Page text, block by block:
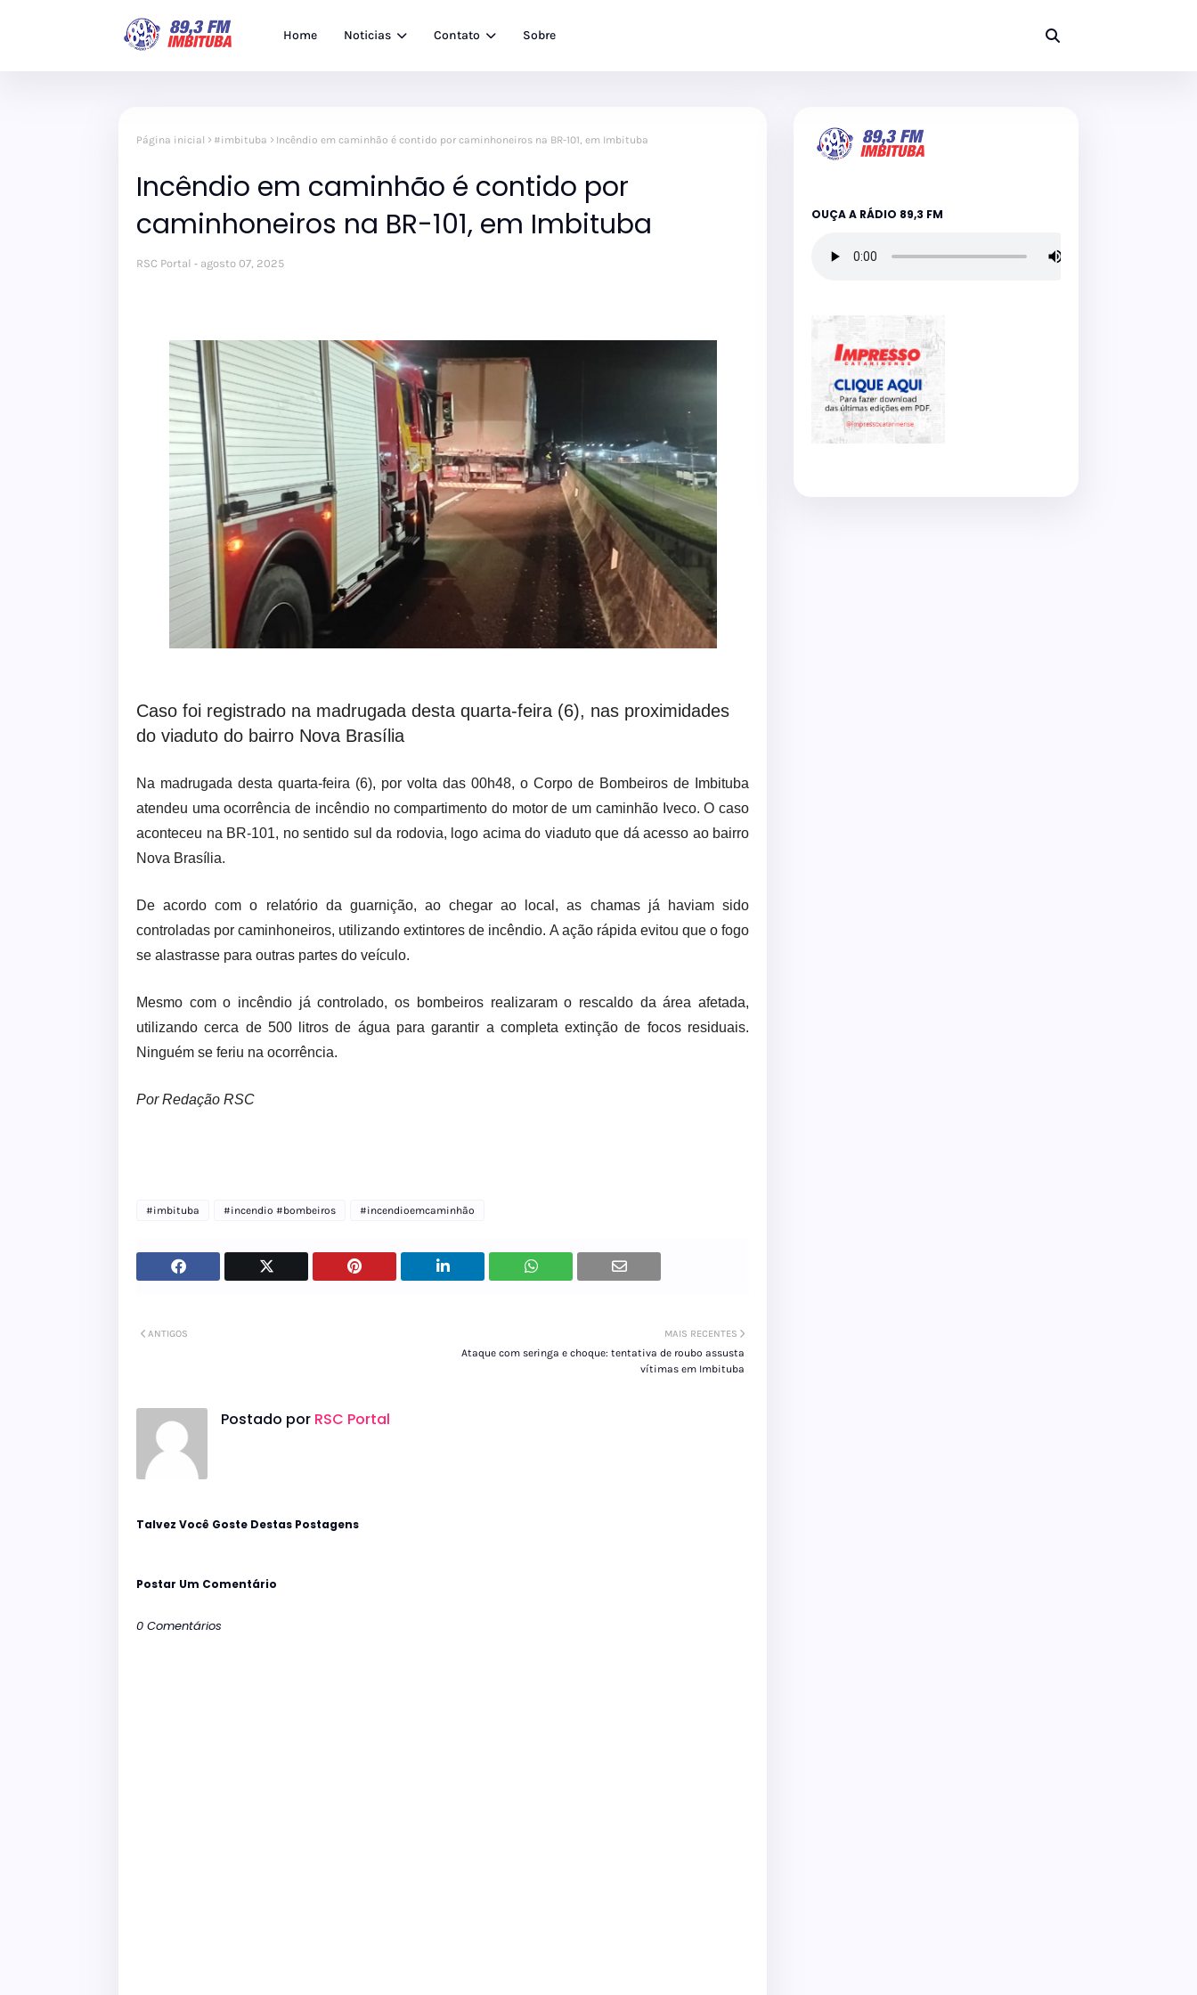
Home Noticias Contato Sobre
Página inicial #imbituba Incêndio em caminhão é contido por caminhoneiros na BR-101, em Imbituba
Incêndio em caminhão é contido por
caminhoneiros na BR-101, em Imbituba
RSC Portal agosto 07, 2025
Caso foi registrado na madrugada desta quarta-feira (6), nas proximidades
do viaduto do bairro Nova Brasília
Na madrugada desta quarta-feira (6), por volta das 00h48, o Corpo de Bombeiros de Imbituba
atendeu uma ocorrência de incêndio no compartimento do motor de um caminhão Iveco. O caso
aconteceu na BR-101, no sentido sul da rodovia, logo acima do viaduto que dá acesso ao bairro
Nova Brasília.
De acordo com o relatório da guarnição, ao chegar ao local, as chamas já haviam sido
controladas por caminhoneiros, utilizando extintores de incêndio. A ação rápida evitou que o fogo
se alastrasse para outras partes do veículo.
Mesmo com o incêndio já controlado, os bombeiros realizaram o rescaldo da área afetada,
utilizando cerca de 500 litros de água para garantir a completa extinção de focos residuais.
Ninguém se feriu na ocorrência.
Por Redação RSC
#imbituba #incendio #bombeiros #incendioemcaminhão
MAIS RECENTES
Ataque com seringa e choque: tentativa de roubo assusta
vítimas em Imbituba
ANTIGOS
Postado por RSC Portal
Talvez Você Goste Destas Postagens
Postar Um Comentário
0 Comentários
OUÇA A RÁDIO 89,3 FM